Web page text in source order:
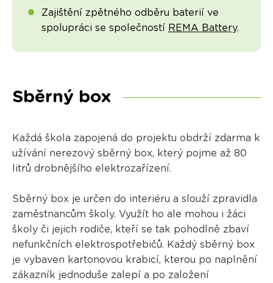
Zajištění zpětného odběru baterií ve
spolupráci se společností REMA Battery.
Sběrný box
Každá škola zapojená do projektu obdrží zdarma k
užívání nerezový sběrný box, který pojme až 80
litrů drobnějšího elektrozařízení.
Sběrný box je určen do interiéru a slouží zpravidla
zaměstnancům školy. Využít ho ale mohou i žáci
školy či jejich rodiče, kteří se tak pohodlně zbaví
nefunkčních elektrospotřebičů. Každý sběrný box
je vybaven kartonovou krabicí, kterou po naplnění
zákazník jednoduše zalepí a po založení